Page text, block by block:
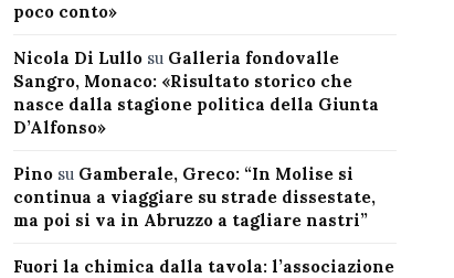
poco conto»
Nicola Di Lullosu Galleria fondovalle
Sangro, Monaco: «Risultato storico che
nasce dalla stagione politica della Giunta
D’Alfonso»
Pinosu Gamberale, Greco: “In Molise si
continua a viaggiare su strade dissestate,
ma poi si va in Abruzzo a tagliare nastri”
Fuori la chimica dalla tavola: l’associazione